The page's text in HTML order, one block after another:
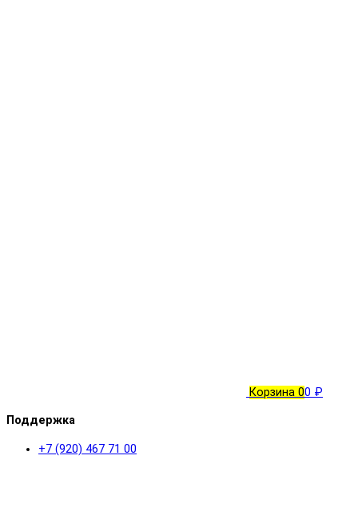
Корзина 00 ₽
Поддержка
+7 (920) 467 71 00